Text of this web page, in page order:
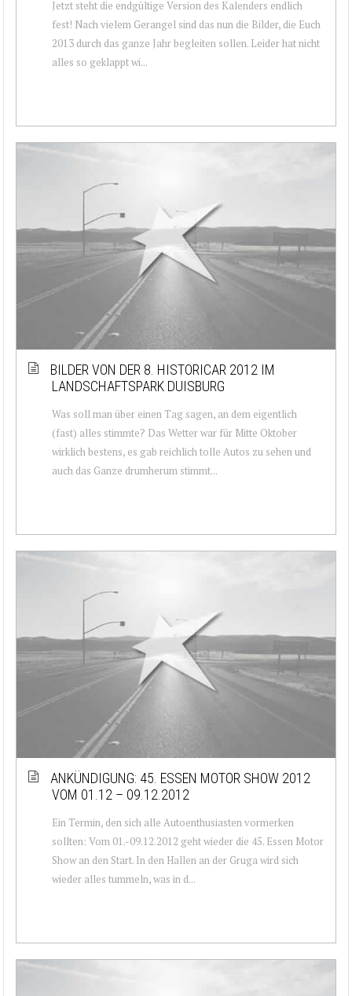
Jetzt steht die endgültige Version des Kalenders endlich
fest! Nach vielem Gerangel sind das nun die Bilder, die Euch
2013 durch das ganze Jahr begleiten sollen. Leider hat nicht
alles so geklappt wi...
BILDER VON DER 8. HISTORICAR 2012 IM
LANDSCHAFTSPARK DUISBURG
Was soll man über einen Tag sagen, an dem eigentlich
(fast) alles stimmte? Das Wetter war für Mitte Oktober
wirklich bestens, es gab reichlich tolle Autos zu sehen und
auch das Ganze drumherum stimmt...
ANKÜNDIGUNG: 45. ESSEN MOTOR SHOW 2012
VOM 01.12 – 09.12.2012
Ein Termin, den sich alle Autoenthusiasten vormerken
sollten: Vom 01.-09.12.2012 geht wieder die 45. Essen Motor
Show an den Start. In den Hallen an der Gruga wird sich
wieder alles tummeln, was in d...